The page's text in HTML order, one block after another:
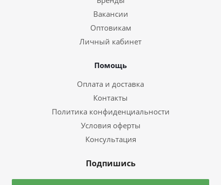
Вакансии
Оптовикам
Личный кабинет
Помощь
Оплата и доставка
Контакты
Политика конфиденциальности
Условия оферты
Консультация
Подпишись